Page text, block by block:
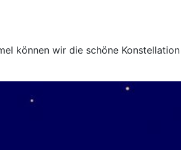
können wir die schöne Konstellation